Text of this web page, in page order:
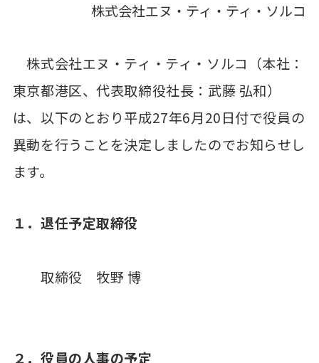
株式会社エヌ・ティ・ティ・ソルコ
株式会社エヌ・ティ・ティ・ソルコ（本社：
東京都港区、代表取締役社長：武藤 弘和）
は、以下のとおり平成27年6月20日付で役員の
異動を行うことを決定しましたのでお知らせし
ます。
１．退任予定取締役
取締役 牧野 博
２．役員の人事の予定